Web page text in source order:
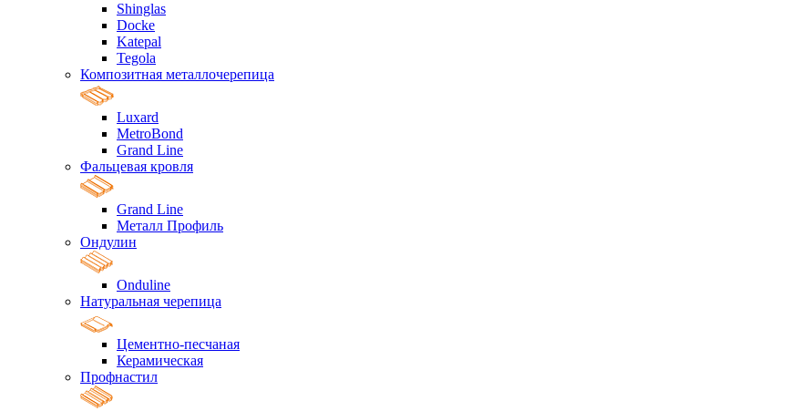
Shinglas
Docke
Katepal
Tegola
Композитная металлочерепица
Luxard
MetroBond
Grand Line
Фальцевая кровля
Grand Line
Металл Профиль
Ондулин
Onduline
Натуральная черепица
Цементно-песчаная
Керамическая
Профнастил